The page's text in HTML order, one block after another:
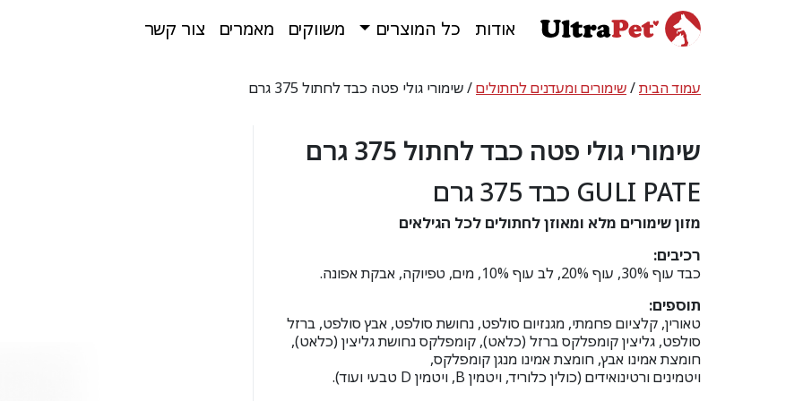
אודות כל המוצרים משווקים מאמרים צור קשר
עמוד הבית/שימורים ומעדנים לחתולים/ שימורי גולי פטה כבד לחתול 375 גרם
שימורי גולי פטה כבד לחתול 375 גרם
GULI PATE כבד 375 גרם
מזון שימורים מלא ומאוזן לחתולים לכל הגילאים
רכיבים:
כבד עוף 30%, עוף 20%, לב עוף 10%, מים, טפיוקה, אבקת אפונה.
תוספים:
טאורין, קלציום פחמתי, מגנזיום סולפט, נחושת סולפט, אבץ סולפט, ברזל
סולפט, גליצין קומפלקס ברזל (כלאט), קומפלקס נחושת גליצין (כלאט),
חומצת אמינו אבץ, חומצת אמינו מנגן קומפלקס,
ויטמינים ורטינואידים (כולין כלוריד, ויטמין B, ויטמין D טבעי ועוד).